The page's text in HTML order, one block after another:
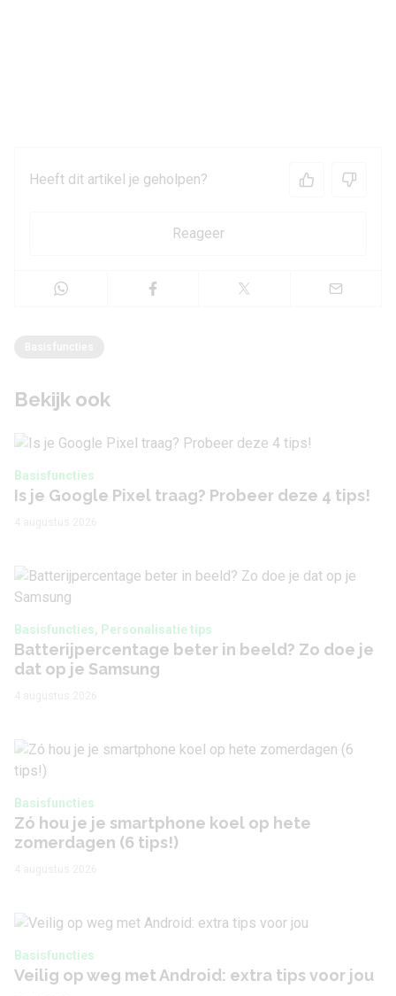
Heeft dit artikel je geholpen?
Reageer
Bekijk ook
Basisfuncties
Is je Google Pixel traag? Probeer deze 4 tips!
Basisfuncties, Personalisatie tips
Batterijpercentage beter in beeld? Zo doe je
dat op je Samsung
Basisfuncties
Zó hou je je smartphone koel op hete
zomerdagen (6 tips!)
Basisfuncties
Veilig op weg met Android: extra tips voor jou